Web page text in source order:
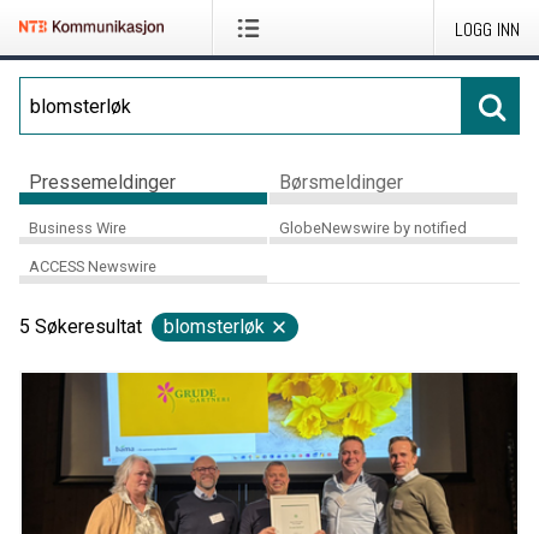
LOGG INN
Pressemeldinger Børsmeldinger
Business Wire GlobeNewswire by notified
ACCESS Newswire
5 Søkeresultat blomsterløk